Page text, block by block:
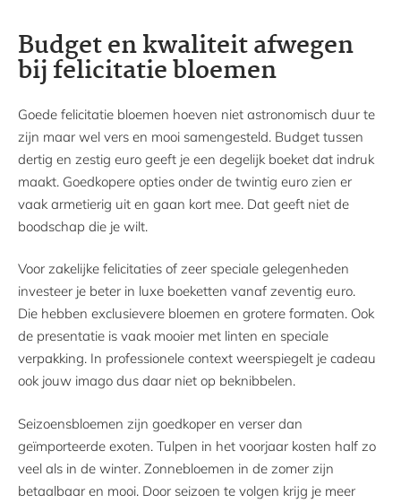
Budget en kwaliteit afwegen
bij felicitatie bloemen
Goede felicitatie bloemen hoeven niet astronomisch duur te
zijn maar wel vers en mooi samengesteld. Budget tussen
dertig en zestig euro geeft je een degelijk boeket dat indruk
maakt. Goedkopere opties onder de twintig euro zien er
vaak armetierig uit en gaan kort mee. Dat geeft niet de
boodschap die je wilt.
Voor zakelijke felicitaties of zeer speciale gelegenheden
investeer je beter in luxe boeketten vanaf zeventig euro.
Die hebben exclusievere bloemen en grotere formaten. Ook
de presentatie is vaak mooier met linten en speciale
verpakking. In professionele context weerspiegelt je cadeau
ook jouw imago dus daar niet op beknibbelen.
Seizoensbloemen zijn goedkoper en verser dan
geïmporteerde exoten. Tulpen in het voorjaar kosten half zo
veel als in de winter. Zonnebloemen in de zomer zijn
betaalbaar en mooi. Door seizoen te volgen krijg je meer